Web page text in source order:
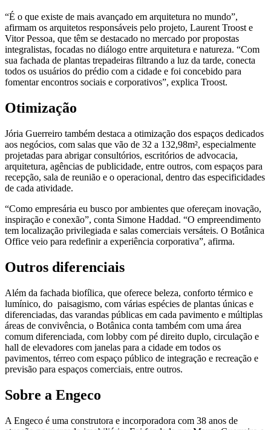
“É o que existe de mais avançado em arquitetura no mundo”,
afirmam os arquitetos responsáveis pelo projeto, Laurent Troost e
Vitor Pessoa, que têm se destacado no mercado por propostas
integralistas, focadas no diálogo entre arquitetura e natureza. “Com
sua fachada de plantas trepadeiras filtrando a luz da tarde, conecta
todos os usuários do prédio com a cidade e foi concebido para
fomentar encontros sociais e corporativos”, explica Troost.
Otimização
Jória Guerreiro também destaca a otimização dos espaços dedicados
aos negócios, com salas que vão de 32 a 132,98m², especialmente
projetadas para abrigar consultórios, escritórios de advocacia,
arquitetura, agências de publicidade, entre outros, com espaços para
recepção, sala de reunião e o operacional, dentro das especificidades
de cada atividade.
“Como empresária eu busco por ambientes que ofereçam inovação,
inspiração e conexão”, conta Simone Haddad. “O empreendimento
tem localização privilegiada e salas comerciais versáteis. O Botânica
Office veio para redefinir a experiência corporativa”, afirma.
Outros diferenciais
Além da fachada biofílica, que oferece beleza, conforto térmico e
lumínico, do paisagismo, com várias espécies de plantas únicas e
diferenciadas, das varandas públicas em cada pavimento e múltiplas
áreas de convivência, o Botânica conta também com uma área
comum diferenciada, com lobby com pé direito duplo, circulação e
hall de elevadores com janelas para a cidade em todos os
pavimentos, térreo com espaço público de integração e recreação e
previsão para espaços comerciais, entre outros.
Sobre a Engeco
A Engeco é uma construtora e incorporadora com 38 anos de